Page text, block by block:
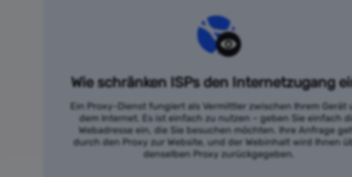
Wie schränken ISPs den Internetzugang
Ein Proxy-Dienst fungiert als Vermittler zwischen Ihrem Gerät
dem Internet. Es ist einfach zu nutzen – geben Sie einfach
Webadresse ein, die Sie besuchen möchten. Ihre Anfrage
durch den Proxy zur Website, und der Webinhalt wird Ihnen
denselben Proxy zurückgegeben.